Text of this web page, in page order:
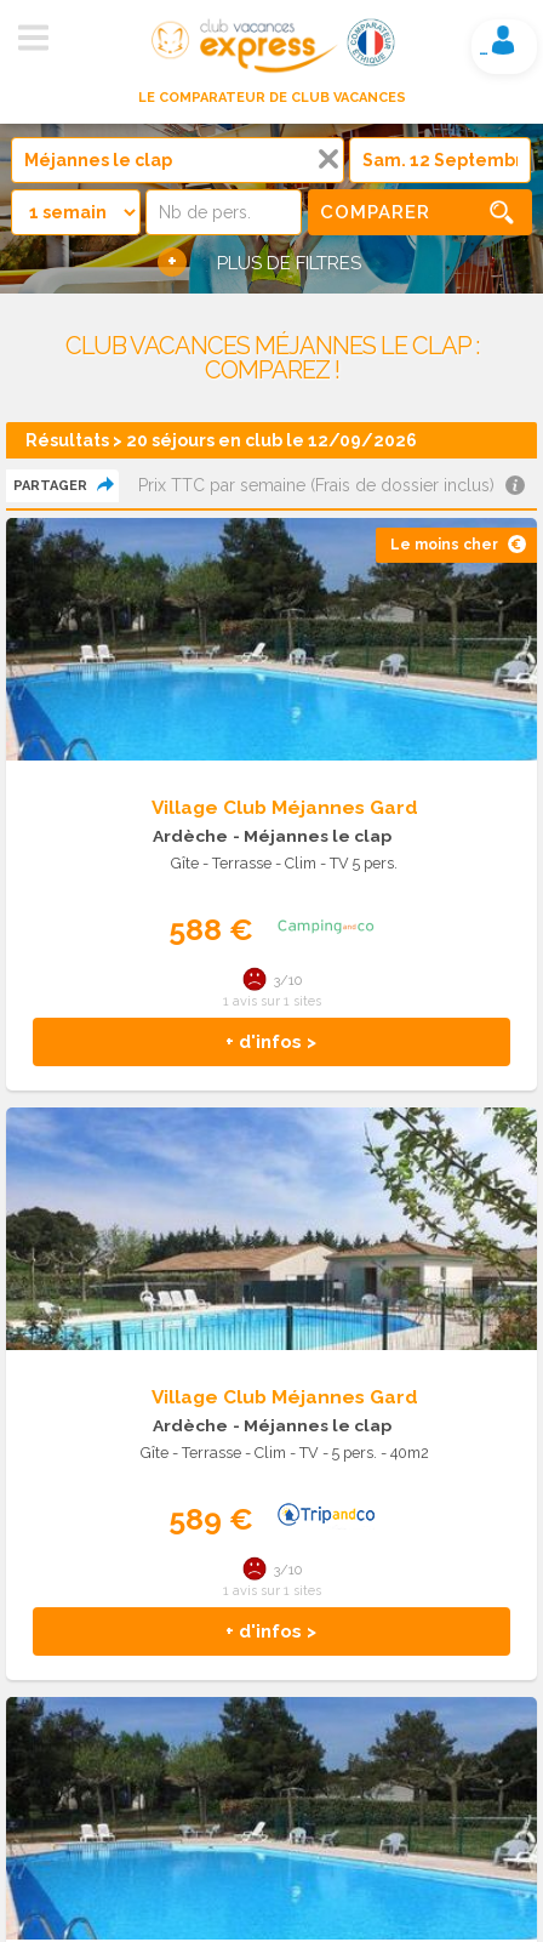
LE COMPARATEUR DE CLUB VACANCES
Mon compte
COMPARER
+ PLUS DE FILTRES
CLUB VACANCES MÉJANNES LE CLAP :
COMPAREZ !
Résultats > 20 séjours en club le 12/09/2026
PARTAGER Prix TTC par semaine (Frais de dossier inclus)
Le moins cher
Village Club Méjannes Gard
Ardèche - Méjannes le clap
Gîte - Terrasse - Clim - TV 5 pers.
588 €
+ d'infos >
3/10
1 avis sur 1 sites
Village Club Méjannes Gard
Ardèche - Méjannes le clap
Gîte - Terrasse - Clim - TV - 5 pers. - 40m2
589 €
+ d'infos >
3/10
1 avis sur 1 sites